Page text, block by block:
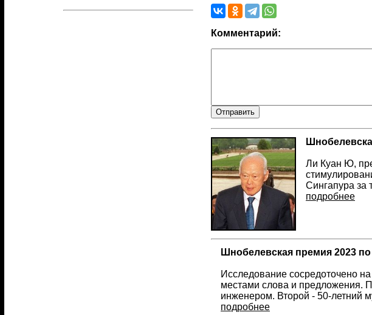
Комментарий:
Ли Куан Ю,
Сингапура за
подробнее
Шнобелевская премия 2023
Исследование сосредоточено
местами слова и предложения.
инженером. Второй - 50-летний
подробнее